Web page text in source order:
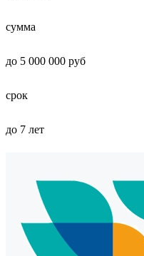
сумма
до 5 000 000 руб
срок
до 7 лет